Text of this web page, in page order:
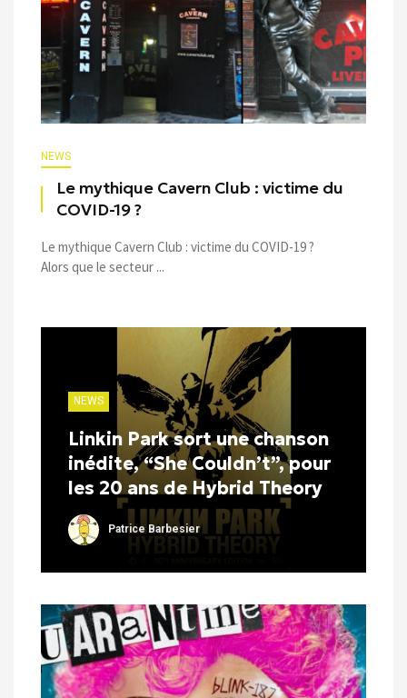
NEWS
Le mythique Cavern Club : victime du
COVID-19 ?
Le mythique Cavern Club : victime du COVID-19 ?
Alors que le secteur ...
NEWS
Linkin Park sort une chanson
inédite, “She Couldn’t”, pour
les 20 ans de Hybrid Theory
Patrice Barbesier